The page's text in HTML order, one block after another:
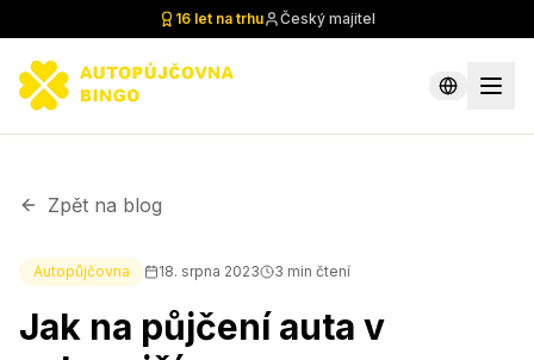
16 let na trhu Český majitel
Zpět na blog
Autopůjčovna 18. srpna 2023 3 min čtení
Jak na půjčení auta v